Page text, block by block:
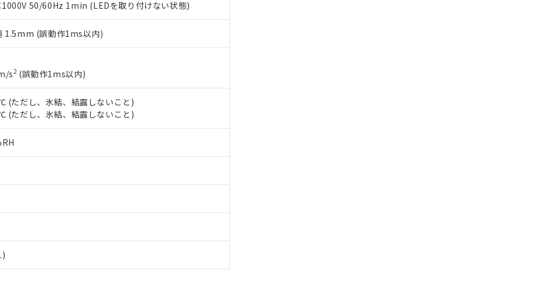
50/60Hz 1min (LEDを取り付けない状態)
1.5mm (誤動作1ms以内)
s2(誤動作1ms以内)
(ただし、氷結、結露しないこと)
(ただし、氷結、結露しないこと)
ツ機能（部品リスト作成サービス）をご利用いただくには、I-Webメンバーズにご登録され
当ウェブサイト上で当社にご登録された部品リストについて、当社および当社の共同利用者
の製品・サービスに関するお客様との取引・商談に必要な範囲で利用することをご了承くだ
同利用者とは、"個人情報の共同利用に関して"
を指します。
明書ダウンロード
明書をダウンロードすることができます。
10物質）の非含有証明書
証明書（当社基準）
行日時点で非含有を証明するもので、過去に遡って非含有を証明するものではありません。
令のフタル酸エステル類４物質の対応では、対応完了までの期間は出荷製品に未対応品が
ら備考欄に対応日を記載しておりました。
質（10物質）のすべてが基準値以下であることを示します。
使用状況下において有害物質が外部に漏えいし、環境に深刻な影響を及ぼさない年数を意
です。当社販売部門へお問い合わせください。
販売店・当社販売員にご確認ください)
生産機種、また在庫状況の情報を公開していない機種